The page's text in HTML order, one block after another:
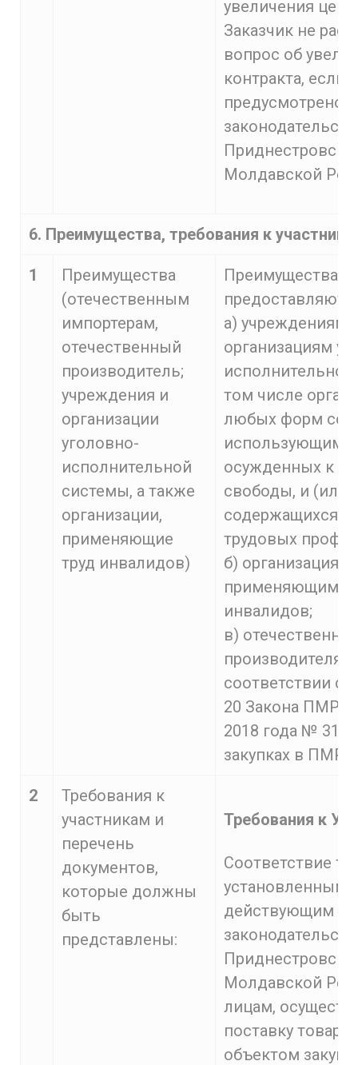
увеличения
Заказчик не
вопрос об
контракта, если
предусмотрено
Молдавской
6. Преимущества, требования к
1
Преимущества
(отечественным
импортерам,
отечественный
производитель;
учреждения и
организации
уголовно-
исполнительной
системы, а также
организации,
применяющие
труд инвалидов)
Преимущества
а) учреждениям
организациям
том числе
любых форм
использующим
осужденных к
свободы, и (или)
содержащихся в
трудовых
б) организациям,
применяющим
инвалидов;
в)
соответствии
20 Закона ПМР
2018 года № 318-
закупках в ПМР».
2
Требования к
участникам и
перечень
документов,
которые должны
быть
представлены:
Требования к
Соответствие
установленным
действующим
Молдавской
лицам,
поставку
объектом